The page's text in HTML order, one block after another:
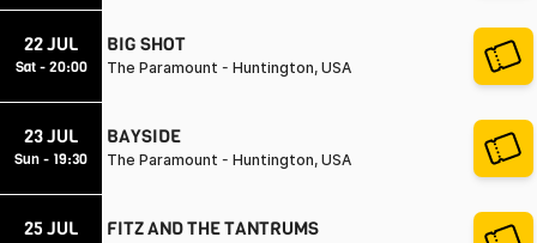
22 JUL
Sat - 20:00
BIG SHOT
The Paramount - Huntington, USA
23 JUL
Sun - 19:30
BAYSIDE
The Paramount - Huntington, USA
25 JUL FITZ AND THE TANTRUMS